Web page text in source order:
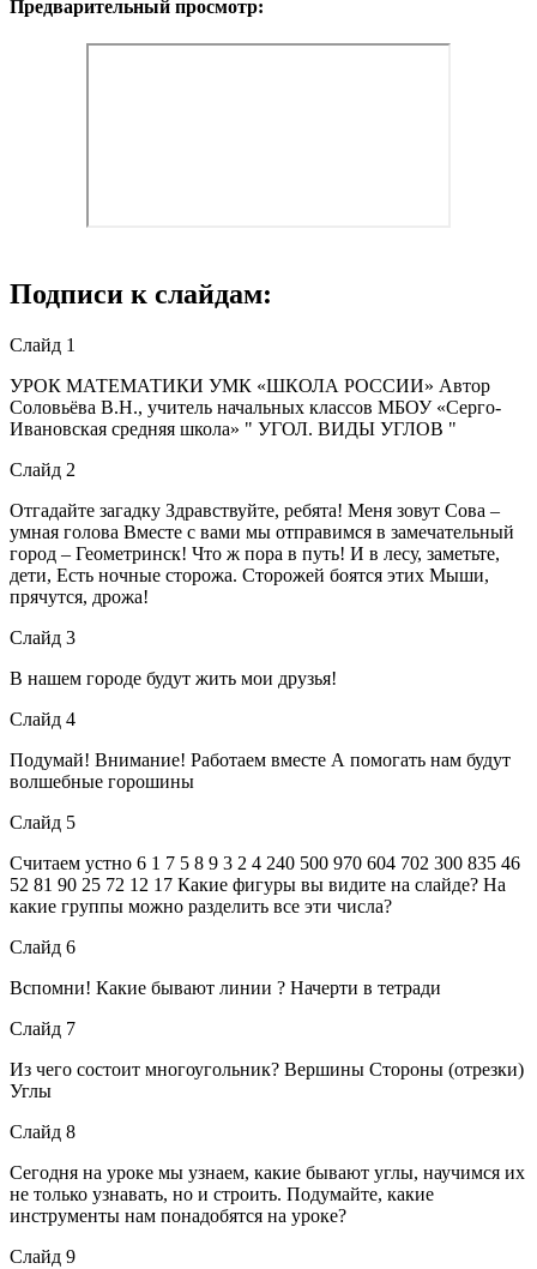
Предварительный просмотр:
Подписи к слайдам:
Слайд 1
УРОК МАТЕМАТИКИ УМК «ШКОЛА РОССИИ» Автор
Соловьёва В.Н., учитель начальных классов МБОУ «Серго-
Ивановская средняя школа» " УГОЛ. ВИДЫ УГЛОВ "
Слайд 2
Отгадайте загадку Здравствуйте, ребята! Меня зовут Сова –
умная голова Вместе с вами мы отправимся в замечательный
город – Геометринск! Что ж пора в путь! И в лесу, заметьте,
дети, Есть ночные сторожа. Сторожей боятся этих Мыши,
прячутся, дрожа!
Слайд 3
В нашем городе будут жить мои друзья!
Слайд 4
Подумай! Внимание! Работаем вместе А помогать нам будут
волшебные горошины
Слайд 5
Считаем устно 6 1 7 5 8 9 3 2 4 240 500 970 604 702 300 835 46
52 81 90 25 72 12 17 Какие фигуры вы видите на слайде? На
какие группы можно разделить все эти числа?
Слайд 6
Вспомни! Какие бывают линии ? Начерти в тетради
Слайд 7
Из чего состоит многоугольник? Вершины Стороны (отрезки)
Углы
Слайд 8
Сегодня на уроке мы узнаем, какие бывают углы, научимся их
не только узнавать, но и строить. Подумайте, какие
инструменты нам понадобятся на уроке?
Слайд 9